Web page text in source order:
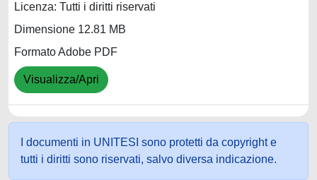
Licenza: Tutti i diritti riservati
Dimensione 12.81 MB
Formato Adobe PDF
Visualizza/Apri
I documenti in UNITESI sono protetti da copyright e
tutti i diritti sono riservati, salvo diversa indicazione.